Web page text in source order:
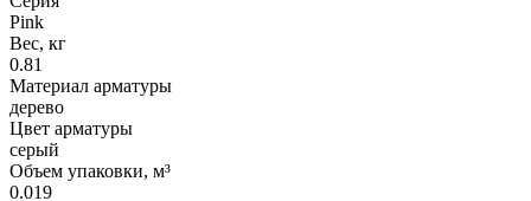
Pink
Вес, кг
0.81
Материал арматуры
дерево
Цвет арматуры
серый
Объем упаковки, м³
0.019